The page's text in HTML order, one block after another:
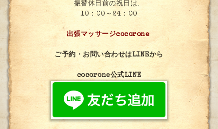
振替休日前の祝日は、
10：00～24：00
出張マッサージcocorone
ご予約・お問い合わせはLINEから
cocorone公式LINE